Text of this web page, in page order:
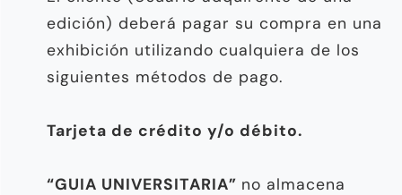
edición) deberá pagar su compra en una
exhibición utilizando cualquiera de los
siguientes métodos de pago.
Tarjeta de crédito y/o débito.
“GUIA UNIVERSITARIA” no almacena